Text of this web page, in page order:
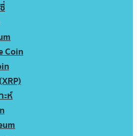
Coin
ะห์